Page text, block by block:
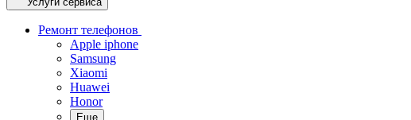
Ремонт телефонов
Apple iphone
Samsung
Xiaomi
Huawei
Honor
Еще